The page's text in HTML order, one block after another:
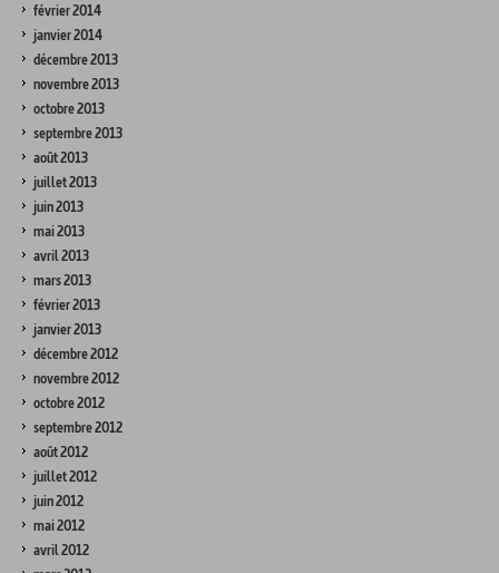
février 2014
janvier 2014
décembre 2013
novembre 2013
octobre 2013
septembre 2013
août 2013
juillet 2013
juin 2013
mai 2013
avril 2013
mars 2013
février 2013
janvier 2013
décembre 2012
novembre 2012
octobre 2012
septembre 2012
août 2012
juillet 2012
juin 2012
mai 2012
avril 2012